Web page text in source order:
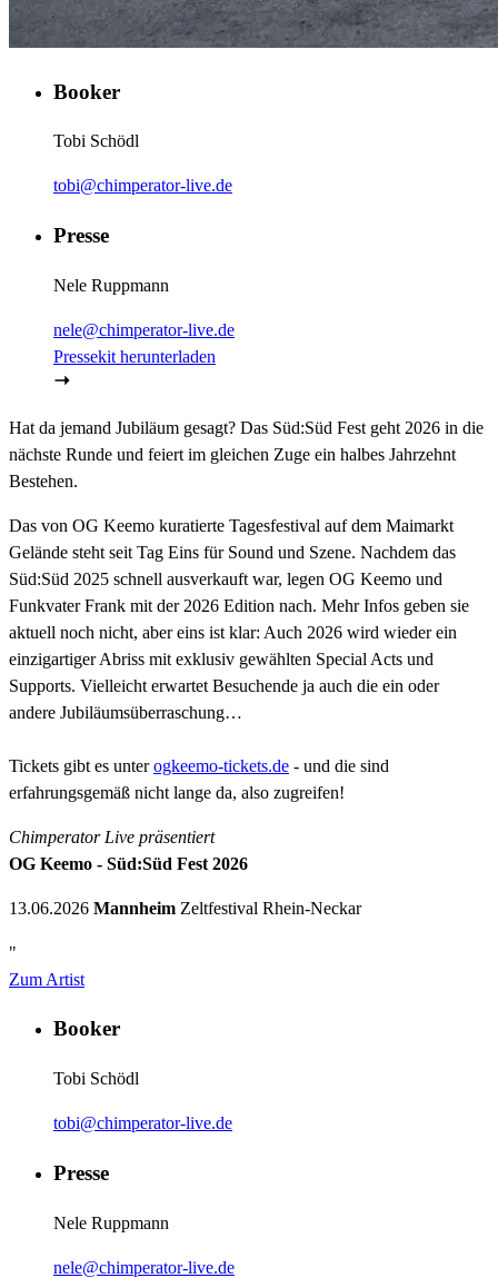
Booker
Tobi Schödl
tobi@chimperator-live.de
Presse
Nele Ruppmann
nele@chimperator-live.de
Pressekit herunterladen
Hat da jemand Jubiläum gesagt? Das Süd:Süd Fest geht 2026 in die
nächste Runde und feiert im gleichen Zuge ein halbes Jahrzehnt
Bestehen.
Das von OG Keemo kuratierte Tagesfestival auf dem Maimarkt
Gelände steht seit Tag Eins für Sound und Szene. Nachdem das
Süd:Süd 2025 schnell ausverkauft war, legen OG Keemo und
Funkvater Frank mit der 2026 Edition nach. Mehr Infos geben sie
aktuell noch nicht, aber eins ist klar: Auch 2026 wird wieder ein
einzigartiger Abriss mit exklusiv gewählten Special Acts und
Supports. Vielleicht erwartet Besuchende ja auch die ein oder
andere Jubiläumsüberraschung…
Tickets gibt es unterogkeemo-tickets.de - und die sind
erfahrungsgemäß nicht lange da, also zugreifen!
Chimperator Live präsentiert
OG Keemo - Süd:Süd Fest 2026
13.06.2026 Mannheim Zeltfestival Rhein-Neckar
"
Zum Artist
Booker
Tobi Schödl
tobi@chimperator-live.de
Presse
Nele Ruppmann
nele@chimperator-live.de